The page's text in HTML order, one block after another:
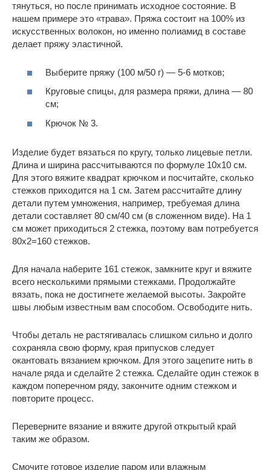
тянуться, но после принимать исходное состояние. В
нашем примере это «трава». Пряжа состоит на 100% из
искусственных волокон, но именно полиамид в составе
делает пряжу эластичной.
Выберите пряжу (100 м/50 г) — 5-6 мотков;
Круговые спицы, для размера пряжи, длина — 80
см;
Крючок № 3.
Изделие будет вязаться по кругу, только лицевые петли.
Длина и ширина рассчитываются по формуле 10х10 см.
Для этого вяжите квадрат крючком и посчитайте, сколько
стежков приходится на 1 см. Затем рассчитайте длину
детали путем умножения, например, требуемая длина
детали составляет 80 см/40 см (в сложенном виде). На 1
см может приходиться 2 стежка, поэтому вам потребуется
80х2=160 стежков.
Для начала наберите 161 стежок, замкните круг и вяжите
всего несколькими прямыми стежками. Продолжайте
вязать, пока не достигнете желаемой высоты. Закройте
швы любым известным вам способом. Освободите нить.
Чтобы деталь не растягивалась слишком сильно и долго
сохраняла свою форму, края припусков следует
окантовать вязанием крючком. Для этого зацепите нить в
начале ряда и сделайте 2 стежка. Сделайте один стежок в
каждом поперечном ряду, закончите одним стежком и
повторите процесс.
Переверните вязание и вяжите другой открытый край
таким же образом.
Смочите готовое изделие паром или влажным